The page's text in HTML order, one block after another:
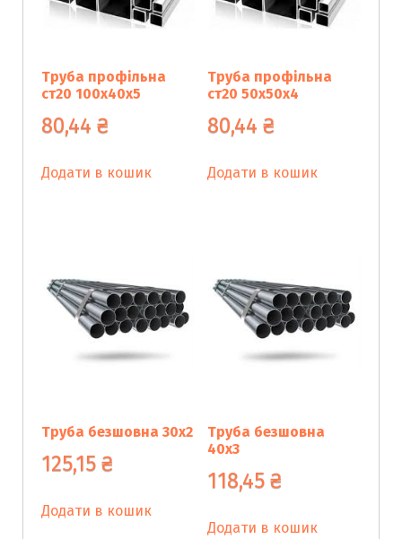
Труба профільна
ст20 100х40х5
80,44 ₴
Додати в кошик
Труба профільна
ст20 50х50х4
80,44₴
Додати в кошик
Труба безшовна 30х2
125,15 ₴
Додати в кошик
Труба безшовна
40х3
118,45₴
Додати в кошик